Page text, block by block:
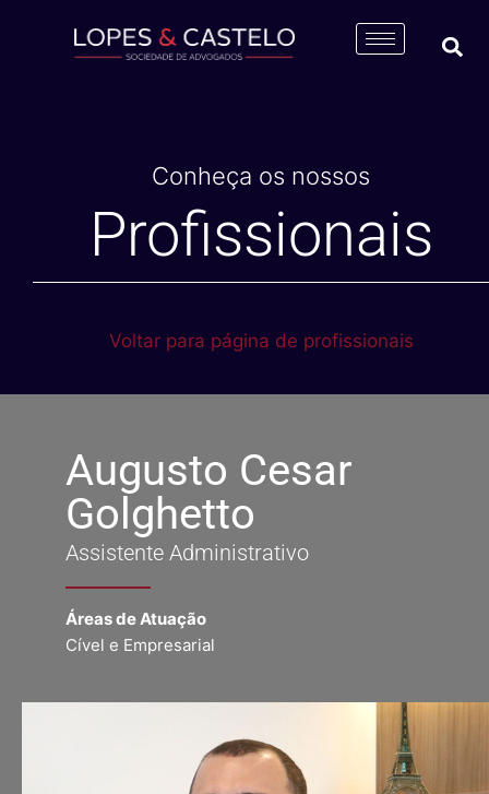
Conheça os nossos
Profissionais
Voltar para página de profissionais
Augusto Cesar
Golghetto
Assistente Administrativo
Áreas de Atuação
Cível e Empresarial